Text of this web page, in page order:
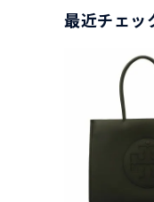
最近チェッ